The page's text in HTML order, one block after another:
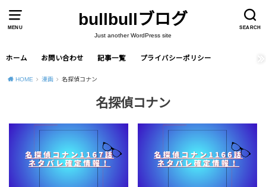
MENU SEARCH
bullbullブログ
Just another WordPress site
ホーム お問い合わせ 記事一覧 プライバシーポリシー
HOME 漫画 名探偵コナン
名探偵コナン